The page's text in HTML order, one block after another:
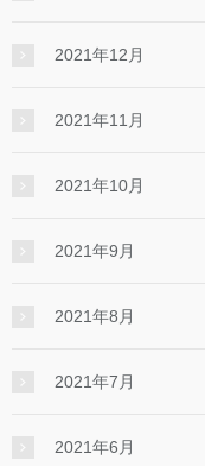
2021年12月
2021年11月
2021年10月
2021年9月
2021年8月
2021年7月
2021年6月